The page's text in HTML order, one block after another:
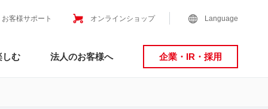
お客様サポート オンラインショップ Language
しむ 法人のお客様へ 企業・IR・採用